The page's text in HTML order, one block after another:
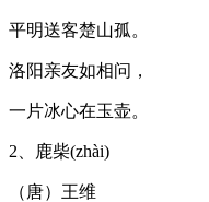
平明送客楚山孤。
洛阳亲友如相问，
一片冰心在玉壶。
2、鹿柴(zhài)
（唐）王维